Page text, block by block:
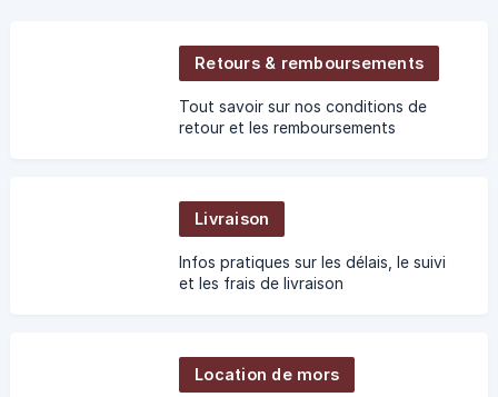
Retours & remboursements
Tout savoir sur nos conditions de
retour et les remboursements
Livraison
Infos pratiques sur les délais, le suivi
et les frais de livraison
Location de mors